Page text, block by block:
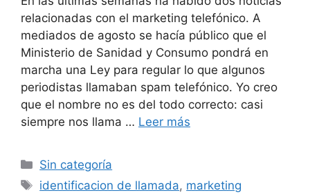
relacionadas con el marketing telefónico. A
mediados de agosto se hacía público que el
Ministerio de Sanidad y Consumo pondrá en
marcha una Ley para regular lo que algunos
periodistas llamaban spam telefónico. Yo creo
que el nombre no es del todo correcto: casi
siempre nos llama … Leer más
Categorías
Sin categoría
Etiquetas
identificacion de llamada, marketing